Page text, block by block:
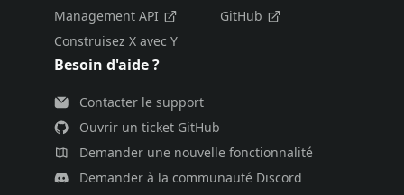
Management API
Construisez X avec Y
GitHub
Besoin d'aide ?
Contacter le support
Ouvrir un ticket GitHub
Demander une nouvelle fonctionnalité
Demander à la communauté Discord